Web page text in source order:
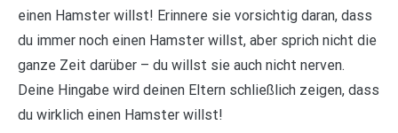
einen Hamster willst! Erinnere sie vorsichtig daran, dass
du immer noch einen Hamster willst, aber sprich nicht die
ganze Zeit darüber – du willst sie auch nicht nerven.
Deine Hingabe wird deinen Eltern schließlich zeigen, dass
du wirklich einen Hamster willst!